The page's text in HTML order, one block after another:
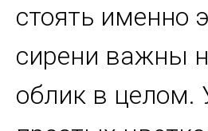
стоять именно
сирени важны
облик в целом.